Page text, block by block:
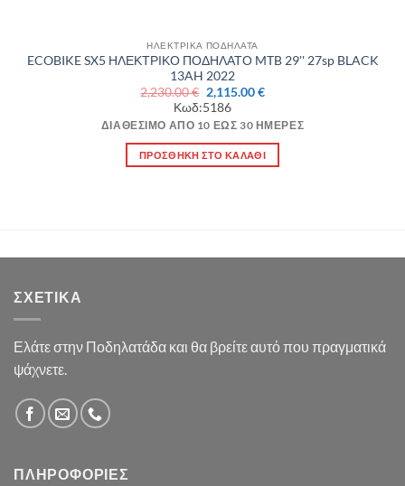
ΗΛΕΚΤΡΙΚΑ ΠΟΔΗΛΑΤΑ
ECOBIKE SX5 ΗΛΕΚΤΡΙΚΟ ΠΟΔΗΛΑΤΟ MTB 29'' 27sp BLACK
13AH 2022
2,230.00€ Original
price
was:
2,230.00 €.
2,115.00€Η
είναι:
Κωδ:5186
ΔΙΑΘΈΣΙΜΟ ΑΠΌ 10 ΈΩΣ 30 ΗΜΈΡΕΣ
ΠΡΟΣΘΉΚΗ ΣΤΟ ΚΑΛΆΘΙ
ΣΧΕΤΙΚΆ
Ελάτε στην Ποδηλατάδα και θα βρείτε αυτό που πραγματικά
ψάχνετε.
ΠΛΗΡΟΦΟΡΊΕΣ